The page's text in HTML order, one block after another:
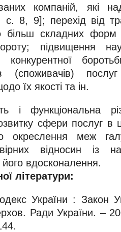
компаній, які
с. 8, 9]; перехід від
більш складних форм
підвищення
(споживачів)
їх якості та ін.
і функціональна
сфери послуг в
окреслення меж
відносин із
вдосконалення.
літератури:
України : Закон
Ради України. –